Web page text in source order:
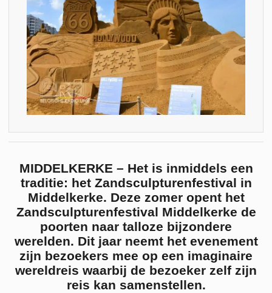
MIDDELKERKE – Het is inmiddels een
traditie: het Zandsculpturenfestival in
Middelkerke. Deze zomer opent het
Zandsculpturenfestival Middelkerke de
poorten naar talloze bijzondere
werelden. Dit jaar neemt het evenement
zijn bezoekers mee op een imaginaire
wereldreis waarbij de bezoeker zelf zijn
reis kan samenstellen.